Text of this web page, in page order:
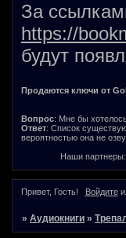
За
https://
будут
Продаются ключи от
Вопрос: Мне бы
Ответ: Список
вероятностью она не
Наши партнеры:
Привет, Гость! Войдите
»Аудиокниги »